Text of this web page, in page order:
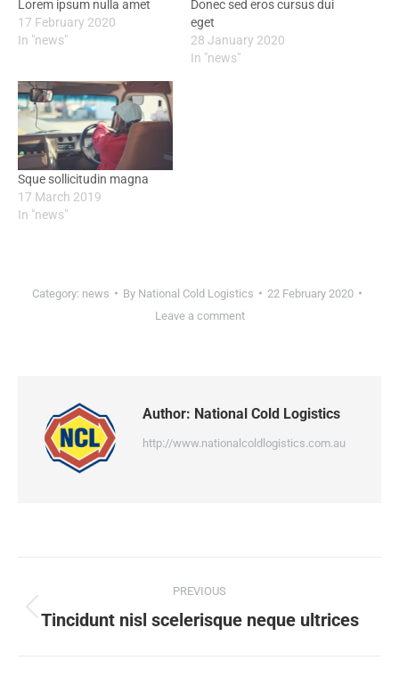
Lorem ipsum nulla amet
17 February 2020
In "news"
Donec sed eros cursus dui
eget
28 January 2020
In "news"
Sque sollicitudin magna
17 March 2019
In "news"
Category: news By National Cold Logistics
22 February 2020
Leave a comment
Author: National Cold Logistics
http://www.nationalcoldlogistics.com.au
PREVIOUS
Tincidunt nisl scelerisque neque ultrices